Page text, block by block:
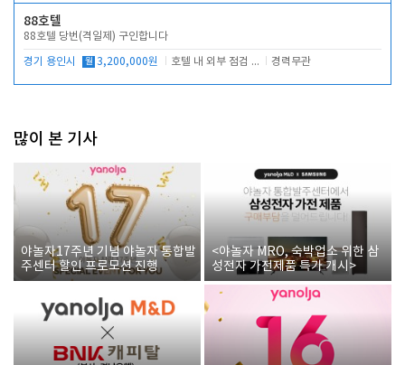
88호텔
88호텔 당번(격일제) 구인합니다
경기 용인시 월 3,200,000원 호텔 내 외부 점검 및 프런트 운영 경력무관
많이 본 기사
야놀자17주년 기념 야놀자 통합발
주센터 할인 프로모션 진행
<야놀자 MRO, 숙박업소 위한 삼
성전자 가전제품 특가 개시>